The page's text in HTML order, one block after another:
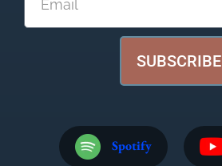
SUBSCRIBE
Spotify